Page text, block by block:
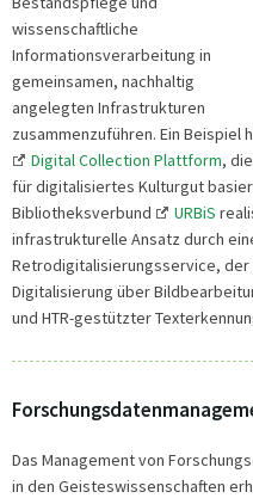
wissenschaftliche
Informationsverarbeitung in
gemeinsamen, nachhaltig
angelegten Infrastrukturen
zusammenzuführen. Ein
Digital Collection Plattform,
für digitalisiertes Kulturgut
Bibliotheksverbund
URBiS
infrastrukturelle Ansatz durch
Retrodigitalisierungsservice,
Digitalisierung über
und HTR-gestützter
Das Management von
in den Geisteswissenschaften